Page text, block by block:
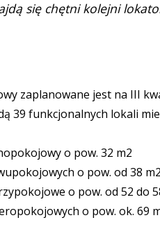
się chętni kolejni
zaplanowane jest na III
39 funkcjonalnych lokali
o pow. 32 m2
o pow. od 38
o pow. od 52 do
o pow. ok. 69